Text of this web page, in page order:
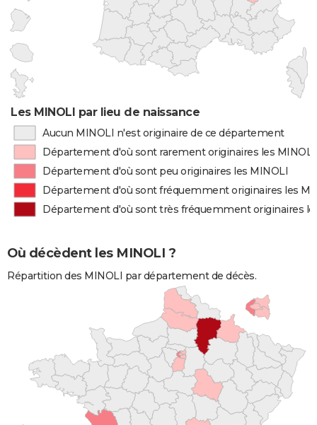
Les MINOLI par lieu de naissance
Aucun MINOLI n'est originaire de ce département
Département d'où sont rarement originaires les MINOLI
Département d'où sont peu originaires les MINOLI
Département d'où sont fréquemment originaires les
Département d'où sont très fréquemment originaires
Où décèdent les MINOLI ?
Répartition des MINOLI par département de décès.